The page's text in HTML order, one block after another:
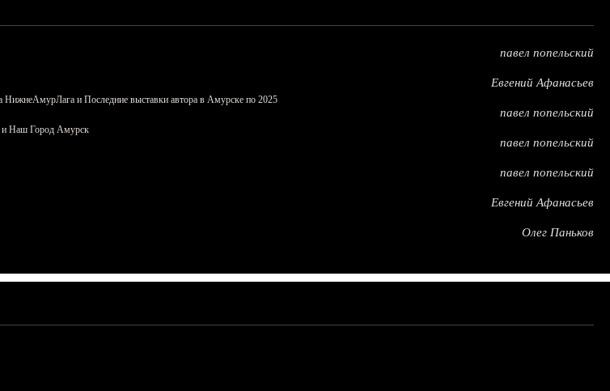
павел попельский
Евгений Афанасьев
НижнеАмурЛага и Последние выставки автора в Амурске по 2025
павел попельский
и Наш Город Амурск
павел попельский
павел попельский
Евгений Афанасьев
Олег Паньков